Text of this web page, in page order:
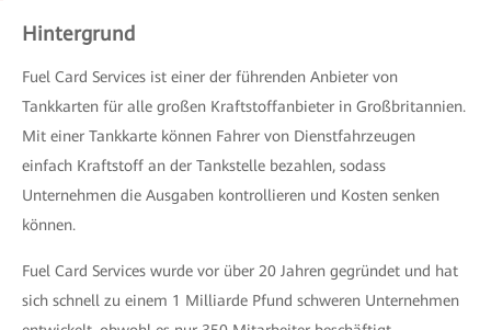
Hintergrund
Fuel Card Services ist einer der führenden Anbieter von
Tankkarten für alle großen Kraftstoffanbieter in Großbritannien.
Mit einer Tankkarte können Fahrer von Dienstfahrzeugen
einfach Kraftstoff an der Tankstelle bezahlen, sodass
Unternehmen die Ausgaben kontrollieren und Kosten senken
können.
Fuel Card Services wurde vor über 20 Jahren gegründet und hat
sich schnell zu einem 1 Milliarde Pfund schweren Unternehmen